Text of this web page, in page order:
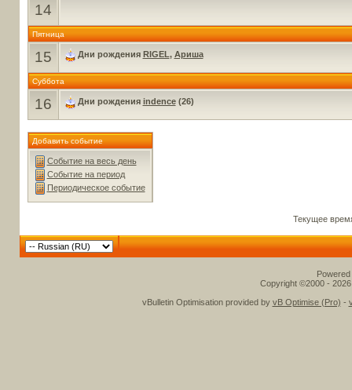
14
Пятница
15 Дни рождения RIGEL, Ариша
Суббота
16 Дни рождения indence(26)
Добавить событие
Событие на весь день
Событие на период
Периодическое событие
Текущее
Copyright ©2000 -
vBulletin Optimisation provided by vB Optimise (Pro) -